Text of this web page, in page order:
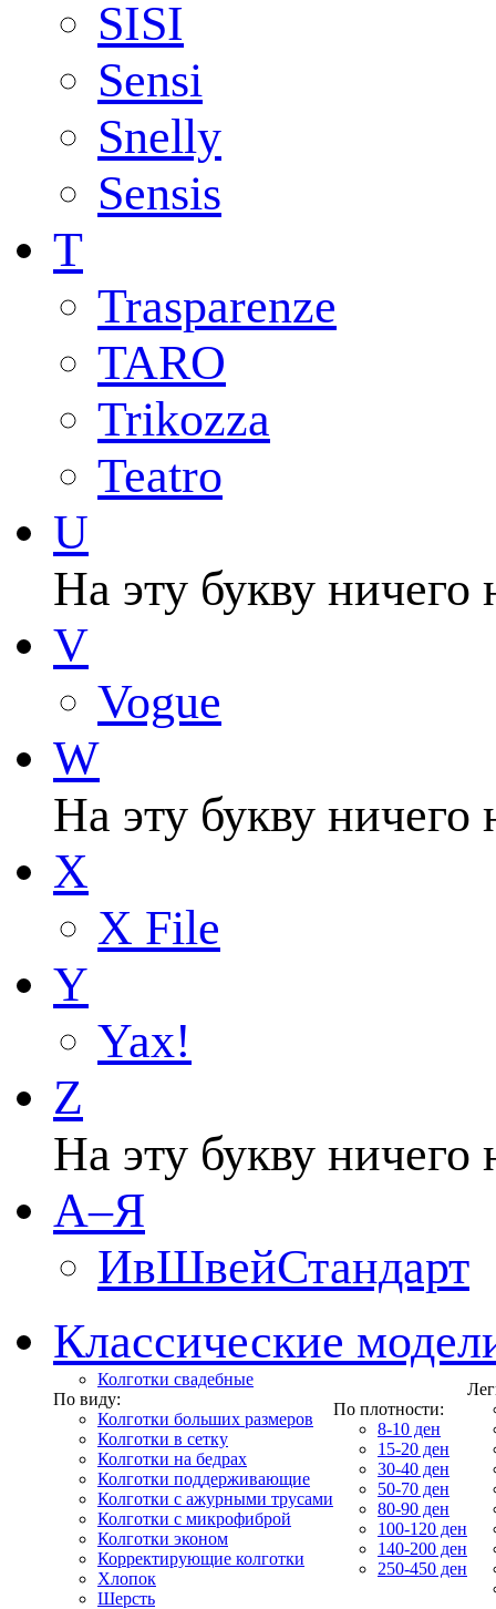
SISI
Sensi
Snelly
Sensis
T
Trasparenze
TARO
Trikozza
Teatro
U
На эту букву ничего
V
Vogue
W
На эту букву ничего
X
X File
Y
Yax!
Z
На эту букву ничего
А–Я
ИвШвейСтандарт
Классические
Колготки свадебные
По виду:
Колготки больших размеров
Колготки в сетку
Колготки на бедрах
Колготки поддерживающие
Колготки с ажурными трусами
Колготки с микрофиброй
Колготки эконом
Корректирующие колготки
Хлопок
Шерсть
По плотности:
8-10 ден
15-20 ден
30-40 ден
50-70 ден
80-90 ден
100-120 ден
140-200 ден
250-450 ден